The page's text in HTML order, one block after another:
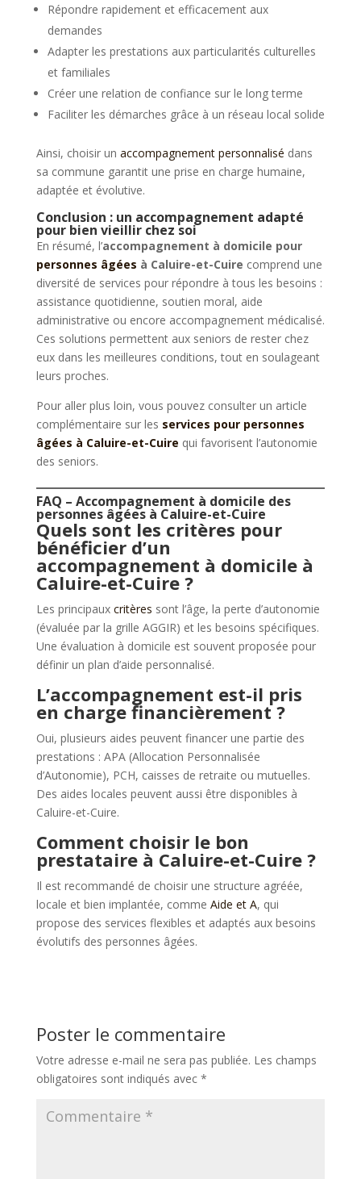
Répondre rapidement et efficacement aux
demandes
Adapter les prestations aux particularités culturelles
et familiales
Créer une relation de confiance sur le long terme
Faciliter les démarches grâce à un réseau local solide
Ainsi, choisir un accompagnement personnalisé dans
sa commune garantit une prise en charge humaine,
adaptée et évolutive.
Conclusion : un accompagnement adapté
pour bien vieillir chez soi
En résumé, l’accompagnement à domicile pour
personnes âgées à Caluire-et-Cuire comprend une
diversité de services pour répondre à tous les besoins :
assistance quotidienne, soutien moral, aide
administrative ou encore accompagnement médicalisé.
Ces solutions permettent aux seniors de rester chez
eux dans les meilleures conditions, tout en soulageant
leurs proches.
Pour aller plus loin, vous pouvez consulter un article
complémentaire sur les services pour personnes
âgées à Caluire-et-Cuire qui favorisent l’autonomie
des seniors.
FAQ – Accompagnement à domicile des
personnes âgées à Caluire-et-Cuire
Quels sont les critères pour
bénéficier d’un
accompagnement à domicile à
Caluire-et-Cuire ?
Les principaux critères sont l’âge, la perte d’autonomie
(évaluée par la grille AGGIR) et les besoins spécifiques.
Une évaluation à domicile est souvent proposée pour
définir un plan d’aide personnalisé.
L’accompagnement est-il pris
en charge financièrement ?
Oui, plusieurs aides peuvent financer une partie des
prestations : APA (Allocation Personnalisée
d’Autonomie), PCH, caisses de retraite ou mutuelles.
Des aides locales peuvent aussi être disponibles à
Caluire-et-Cuire.
Comment choisir le bon
prestataire à Caluire-et-Cuire ?
Il est recommandé de choisir une structure agréée,
locale et bien implantée, comme Aide et A, qui
propose des services flexibles et adaptés aux besoins
évolutifs des personnes âgées.
Poster le commentaire
Votre adresse e-mail ne sera pas publiée. Les champs
obligatoires sont indiqués avec *